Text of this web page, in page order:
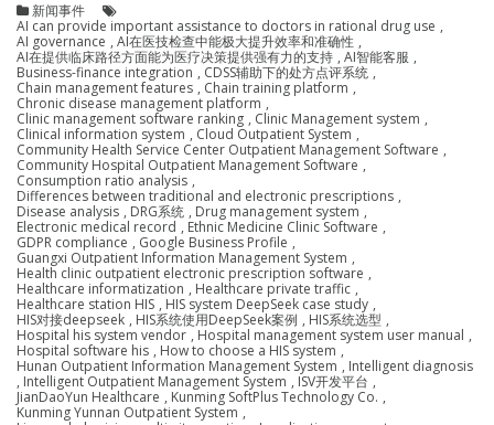
新闻事件
AI can provide important assistance to doctors in rational drug use ,
AI governance , AI在医技检查中能极大提升效率和准确性 ,
AI在提供临床路径方面能为医疗决策提供强有力的支持 , AI智能客服 ,
Business-finance integration , CDSS辅助下的处方点评系统 ,
Chain management features , Chain training platform ,
Chronic disease management platform ,
Clinic management software ranking , Clinic Management system ,
Clinical information system , Cloud Outpatient System ,
Community Health Service Center Outpatient Management Software ,
Community Hospital Outpatient Management Software ,
Consumption ratio analysis ,
Differences between traditional and electronic prescriptions ,
Disease analysis , DRG系统 , Drug management system ,
Electronic medical record , Ethnic Medicine Clinic Software ,
GDPR compliance , Google Business Profile ,
Guangxi Outpatient Information Management System ,
Health clinic outpatient electronic prescription software ,
Healthcare informatization , Healthcare private traffic ,
Healthcare station HIS , HIS system DeepSeek case study ,
HIS对接deepseek , HIS系统使用DeepSeek案例 , HIS系统选型 ,
Hospital his system vendor , Hospital management system user manual ,
Hospital software his , How to choose a HIS system ,
Hunan Outpatient Information Management System , Intelligent diagnosis
, Intelligent Outpatient Management System , ISV开发平台 ,
JianDaoYun Healthcare , Kunming SoftPlus Technology Co. ,
Kunming Yunnan Outpatient System ,